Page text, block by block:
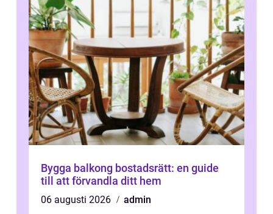
Bygga balkong bostadsrätt: en guide
till att förvandla ditt hem
06 augusti 2026
admin